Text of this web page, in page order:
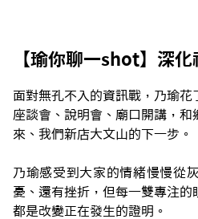
【瑜你聊一shot】深化
面對無孔不入的資訊戰，乃瑜花
座談會、說明會、廟口開講，和
來、我們新店大文山的下一步。
乃瑜感受到大家的情緒慢慢從
憂、還有挫折，但每一雙專注的
都是改變正在發生的證明。